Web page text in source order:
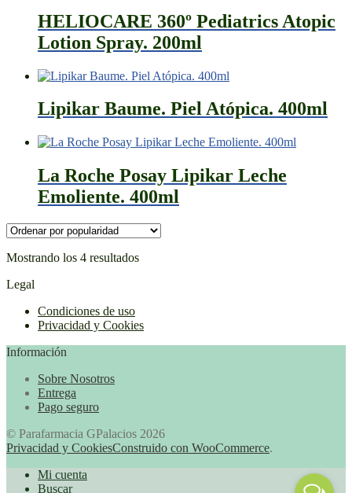
HELIOCARE 360º Pediatrics Atopic
Lotion Spray. 200ml
Lipikar Baume. Piel Atópica. 400ml
La Roche Posay Lipikar Leche
Emoliente. 400ml
Mostrando los 4 resultadosOrdenado
Legal
Condiciones de uso
Privacidad y Cookies
Información
Sobre Nosotros
Entrega
Pago seguro
© Parafarmacia GPalacios 2026
Privacidad y CookiesConstruido con WooCommerce.
Mi cuenta
Buscar